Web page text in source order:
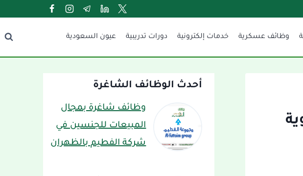
وظائف عسكرية خدمات إلكترونية دورات تدريبية عيون السعودية
أحدث الوظائف الشاغرة
وظائف شاغرة بمجال
المبيعات للجنسين في
شركة الفطيم بالظهران